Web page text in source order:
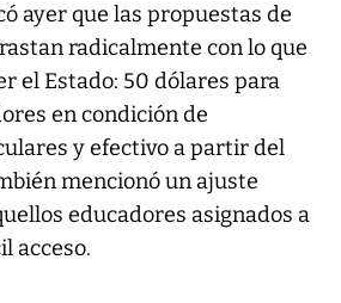
ayer que las propuestas de
radicalmente con lo que
el Estado: 50 dólares para
en condición de
y efectivo a partir del
mencionó un ajuste
educadores asignados a
acceso.